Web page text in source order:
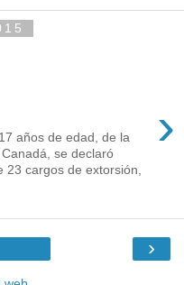
›
años de edad, de la
se declaró
23 cargos de extorsión,
›